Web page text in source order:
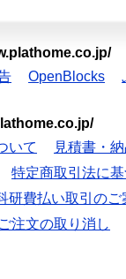
OpenBlocks
いて
見積書・
特定商取引法に
研費払い取引のご
ご注文の取り消し